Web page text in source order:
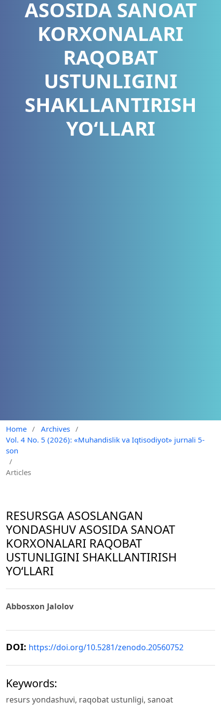
ASOSIDA SANOAT
KORXONALARI
RAQOBAT
USTUNLIGINI
SHAKLLANTIRISH
YO‘LLARI
Home / Archives /
Vol. 4 No. 5 (2026): «Muhandislik va Iqtisodiyot» jurnali 5-
son
/
Articles
RESURSGA ASOSLANGAN
YONDASHUV ASOSIDA SANOAT
KORXONALARI RAQOBAT
USTUNLIGINI SHAKLLANTIRISH
YO‘LLARI
Abbosxon Jalolov
DOI: https://doi.org/10.5281/zenodo.20560752
Keywords:
resurs yondashuvi, raqobat ustunligi, sanoat